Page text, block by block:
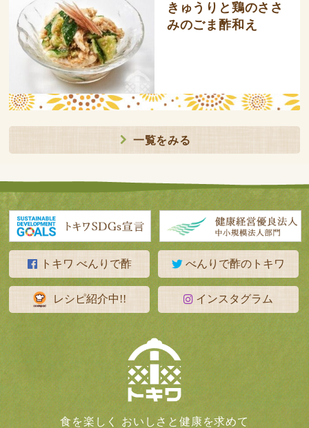
きゅうりと鶏のささ
みのごま酢和え
一覧をみる
トキワ べんりで酢 べんりで酢のトキワ
レシピ紹介中!! インスタグラム
食を楽しく おいしさと健康を求めて